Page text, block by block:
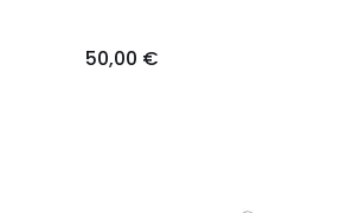
50,00 €